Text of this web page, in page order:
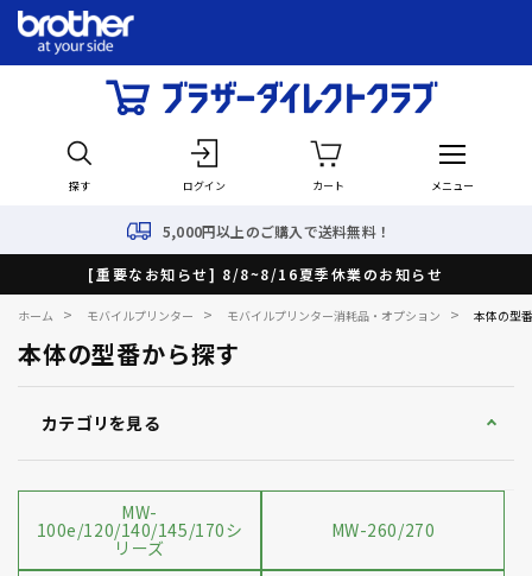
探す ログイン カート メニュー
5,000円以上のご購入で送料無料！
[重要なお知らせ] 8/8~8/16夏季休業のお知らせ
ホーム > モバイルプリンター > モバイルプリンター消耗品・オプション > 本体の型
本体の型番から探す
カテゴリを見る
MW-
100e/120/140/145/170シ
リーズ
MW-260/270